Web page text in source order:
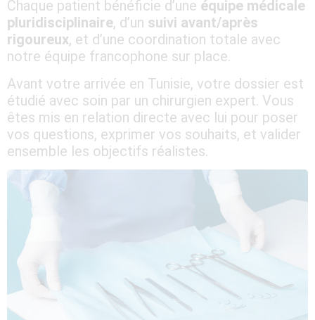
Chaque patient bénéficie d’une équipe médicale
pluridisciplinaire, d’un suivi avant/après
rigoureux, et d’une coordination totale avec
notre équipe francophone sur place.
Avant votre arrivée en Tunisie, votre dossier est
étudié avec soin par un chirurgien expert. Vous
êtes mis en relation directe avec lui pour poser
vos questions, exprimer vos souhaits, et valider
ensemble les objectifs réalistes.